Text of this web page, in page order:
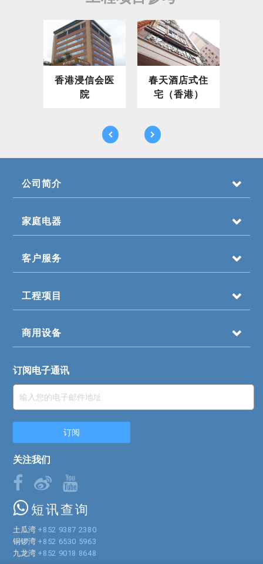
香港浸信会医
院
春天酒店式住
宅（香港）
公司简介
家庭电器
客户服务
工程项目
商用设备
订阅电子通讯
关注我们
短讯查询
土瓜湾 +852 9387 2380
铜锣湾 +852 6530 5963
九龙湾 +852 9018 8648